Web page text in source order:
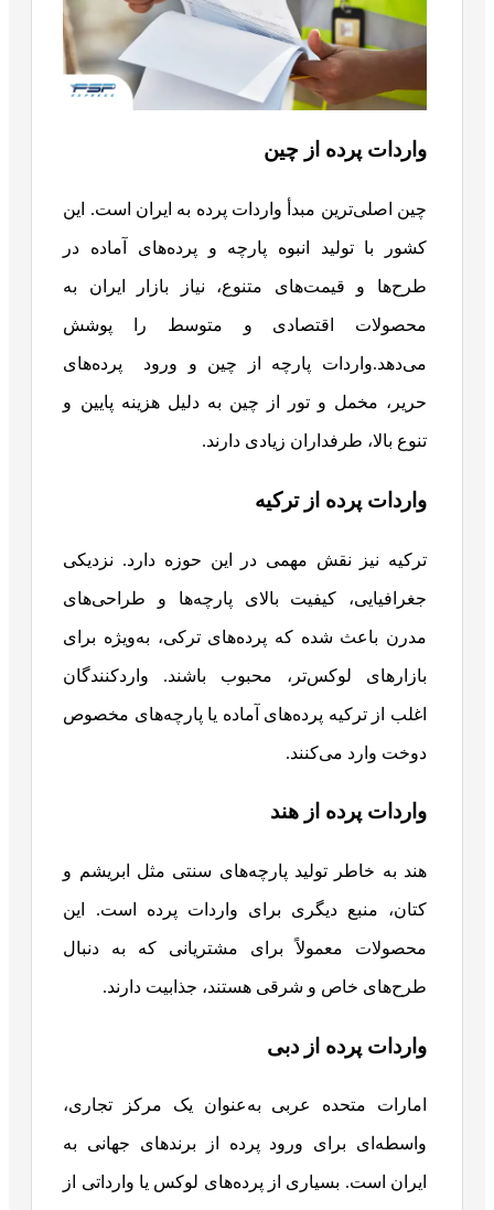
واردات پرده از چین
چین اصلی‌ترین مبدأ واردات پرده به ایران است. این
کشور با تولید انبوه پارچه و پرده‌های آماده در
طرح‌ها و قیمت‌های متنوع، نیاز بازار ایران به
محصولات اقتصادی و متوسط را پوشش
می‌دهد.واردات پارچه از چین و ورود پرده‌های
حریر، مخمل و تور از چین به دلیل هزینه پایین و
تنوع بالا، طرفداران زیادی دارند.
واردات پرده از ترکیه
ترکیه نیز نقش مهمی در این حوزه دارد. نزدیکی
جغرافیایی، کیفیت بالای پارچه‌ها و طراحی‌های
مدرن باعث شده که پرده‌های ترکی، به‌ویژه برای
بازارهای لوکس‌تر، محبوب باشند. واردکنندگان
اغلب از ترکیه پرده‌های آماده یا پارچه‌های مخصوص
دوخت وارد می‌کنند.
واردات پرده از هند
هند به خاطر تولید پارچه‌های سنتی مثل ابریشم و
کتان، منبع دیگری برای واردات پرده است. این
محصولات معمولاً برای مشتریانی که به دنبال
طرح‌های خاص و شرقی هستند، جذابیت دارند.
واردات پرده از دبی
امارات متحده عربی به‌عنوان یک مرکز تجاری،
واسطه‌ای برای ورود پرده از برندهای جهانی به
ایران است. بسیاری از پرده‌های لوکس یا وارداتی از